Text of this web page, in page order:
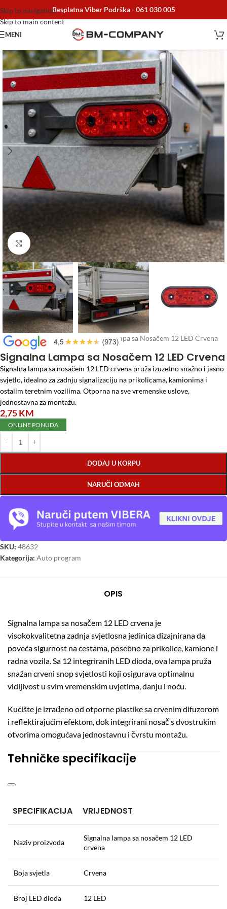
Skip to navigation
Skip to main content
Besplatna Viber Podrška -061 030 005
MENI
Click to enlarge
Početna/Auto program Signalna Lampa sa Nosačem 12 LED Crvena
Signalna Lampa sa Nosačem 12 LED Crvena
Signalna lampa sa nosačem 12 LED crvena pruža izuzetno snažno i jasno
svjetlo, idealno za zadnju signalizaciju na prikolicama, kamionima i
ostalim teretnim vozilima. Otporna na sve vremenske uslove,
jednostavna za montažu.
2,75KM
ONLINE PONUDA
DODAJ U KORPU
NARUČI ODMAH
SKU: 48632
Kategorija: Auto program
OPIS
Signalna lampa sa nosačem 12 LED crvena je
visokokvalitetna zadnja svjetlosna jedinica dizajnirana da
poveća sigurnost na cestama, posebno za prikolice, kamione i
radna vozila. Sa 12 integriranih LED dioda, ova lampa pruža
snažan crveni snop svjetlosti koji osigurava optimalnu
vidljivost u svim vremenskim uvjetima, danju i noću.
Kućište je izrađeno od otporne plastike sa crvenim difuzorom
i reflektirajućim efektom, dok integrirani nosač s dvostrukim
otvorima omogućava jednostavnu i čvrstu montažu.
Tehničke specifikacije
SPECIFIKACIJA VRIJEDNOST
Naziv proizvoda
Signalna lampa sa nosačem 12 LED
crvena
Boja svjetla Crvena
Broj LED dioda 12 LED